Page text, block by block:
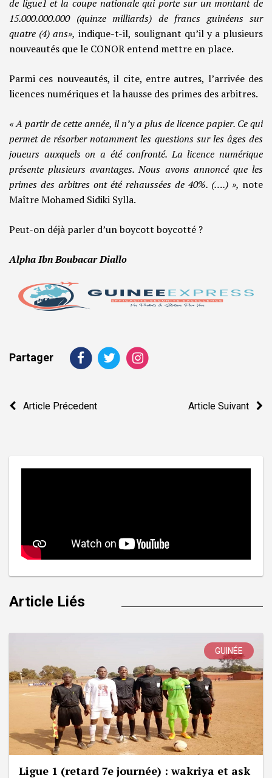
de ligue1 et la coupe nationale qui porte sur un montant de
15.000.000.000 (quinze milliards) de francs guinéens sur
quatre (4) ans», indique-t-il, soulignant qu’il y a plusieurs
nouveautés que le CONOR entend mettre en place.
Parmi ces nouveautés, il cite, entre autres, l’arrivée des
licences numériques et la hausse des primes des arbitres.
« A partir de cette année, il n’y a plus de licence papier. Ce qui
permet de résorber notamment les questions sur les âges des
joueurs auxquels on a été confronté. La licence numérique
présente plusieurs avantages. Nous avons annoncé que les
primes des arbitres ont été rehaussées de 40%. (….) », note
Maître Mohamed Sidiki Sylla.
Peut-on déjà parler d’un boycott boycotté ?
Alpha Ibn Boubacar Diallo
Partager
Navigation
Article Précedent Article Suivant
Article Liés
GUINÉE
Ligue 1 (retard 7e journée) : wakriya et ask